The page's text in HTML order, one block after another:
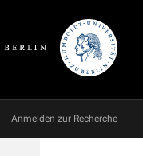
Anmelden zur Recherche